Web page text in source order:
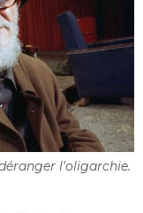
l'oligarchie.